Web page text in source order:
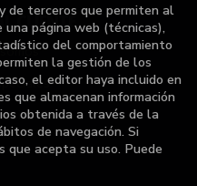
CLIENTE
de terceros que permiten al
página web (técnicas),
del comportamiento
la gestión de los
el editor haya incluido en
que almacenan información
obtenida a través de la
de navegación. Si
que acepta su uso. Puede